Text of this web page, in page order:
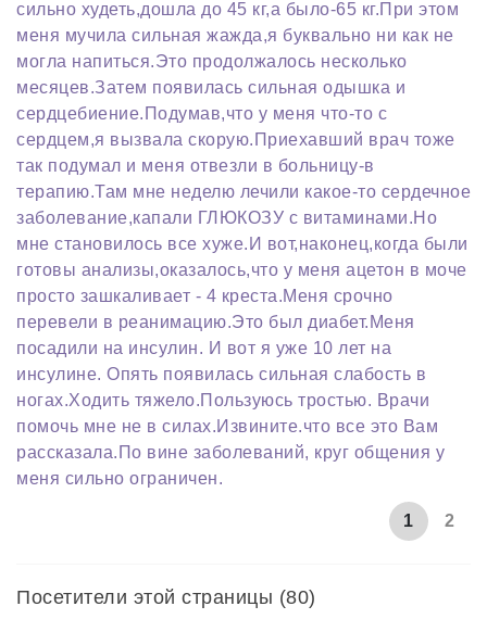
сильно худеть,дошла до 45 кг,а было-65 кг.При этом
меня мучила сильная жажда,я буквально ни как не
могла напиться.Это продолжалось несколько
месяцев.Затем появилась сильная одышка и
сердцебиение.Подумав,что у меня что-то с
сердцем,я вызвала скорую.Приехавший врач тоже
так подумал и меня отвезли в больницу-в
терапию.Там мне неделю лечили какое-то сердечное
заболевание,капали ГЛЮКОЗУ с витаминами.Но
мне становилось все хуже.И вот,наконец,когда были
готовы анализы,оказалось,что у меня ацетон в моче
просто зашкаливает - 4 креста.Меня срочно
перевели в реанимацию.Это был диабет.Меня
посадили на инсулин. И вот я уже 10 лет на
инсулине. Опять появилась сильная слабость в
ногах.Ходить тяжело.Пользуюсь тростью. Врачи
помочь мне не в силах.Извините.что все это Вам
рассказала.По вине заболеваний, круг общения у
меня сильно ограничен.
1 2
Посетители этой страницы (80)